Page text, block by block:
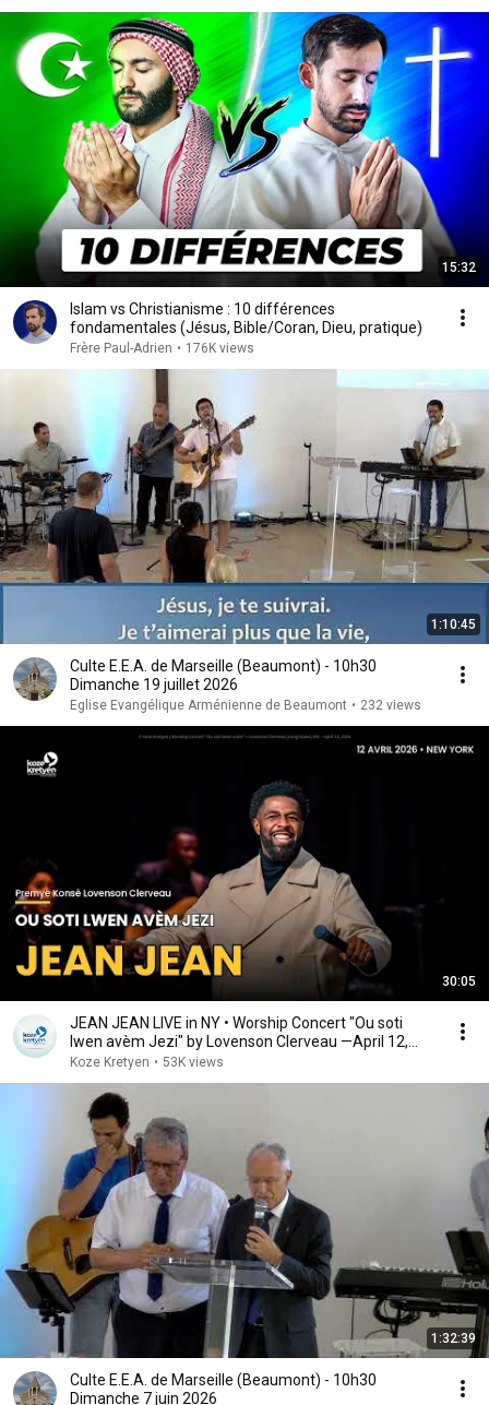
15:32
Islam vs Christianisme : 10 différences
fondamentales (Jésus, Bible/Coran, Dieu, pratique)
Frère Paul-Adrien • 176K views
1:10:45
Culte E.E.A. de Marseille (Beaumont) - 10h30
Dimanche 19 juillet 2026
Eglise Evangélique Arménienne de Beaumont • 232 views
30:05
JEAN JEAN LIVE in NY • Worship Concert "Ou soti
lwen avèm Jezi" by Lovenson Clerveau —April 12,
2026
Koze Kretyen • 53K views
1:32:39
Culte E.E.A. de Marseille (Beaumont) - 10h30
Dimanche 7 juin 2026